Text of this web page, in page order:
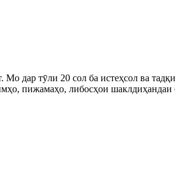
дар тӯли 20 сол ба истеҳсол ва
пижамаҳо, либосҳои шаклдиҳандаи